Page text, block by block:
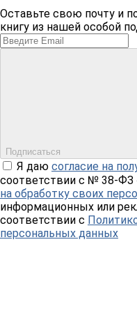
Оставьте свою почту и
книгу из нашей особой
Подписаться
Я даю согласие на
соответствии с № 38-ФЗ
на обработку своих
информационных или
соответствии с
персональных данных